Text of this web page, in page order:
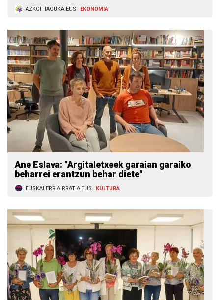
AZKOITIAGUKA.EUS EKONOMIA
Ane Eslava: "Argitaletxeek garaian garaiko
beharrei erantzun behar diete"
EUSKALERRIAIRRATIA.EUS KULTURA